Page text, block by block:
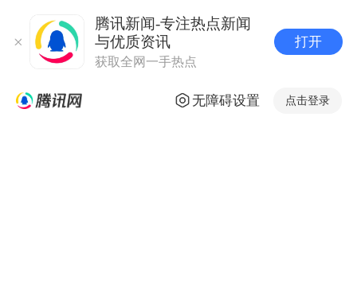
腾讯新闻-专注热点新闻
与优质资讯
获取全网一手热点
打开
无障碍设置 点击登录